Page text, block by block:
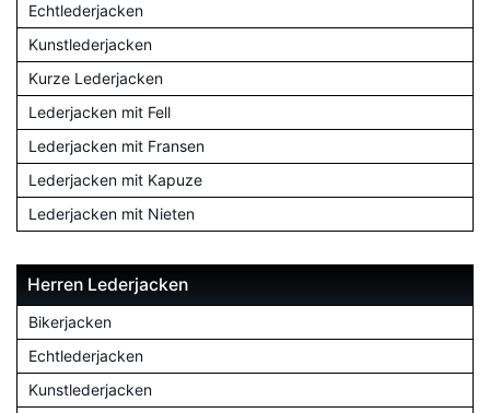
Echtlederjacken
Kunstlederjacken
Kurze Lederjacken
Lederjacken mit Fell
Lederjacken mit Fransen
Lederjacken mit Kapuze
Lederjacken mit Nieten
Herren Lederjacken
Bikerjacken
Echtlederjacken
Kunstlederjacken